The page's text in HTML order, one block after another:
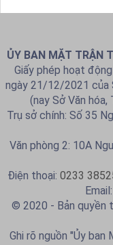
ỦY BAN MẶT TRẬN
Giấy phép hoạt
ngày 21/12/2021 của
(nay Sở Văn
Trụ sở chính: Số 35
Văn phòng 2: 10A
Điện thoại: 0233
Email:
© 2020 - Bản quyền
Ghi rõ nguồn "Ủy